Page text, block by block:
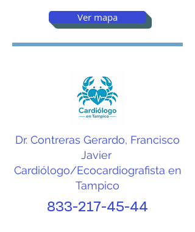
cardiovascular. Además,
es un procedimiento
seguro, no invasivo y
ampliamente utilizado
tanto en pacientes
adultos como pediátricos.
En esta sección del
Directorio Médico de
Tampico encontrará
cardiólogos
Ver mapa
Dr. Contreras Gerardo, Francisco
Javier
Cardiólogo/Ecocardiografista en
Tampico
833-217-45-44